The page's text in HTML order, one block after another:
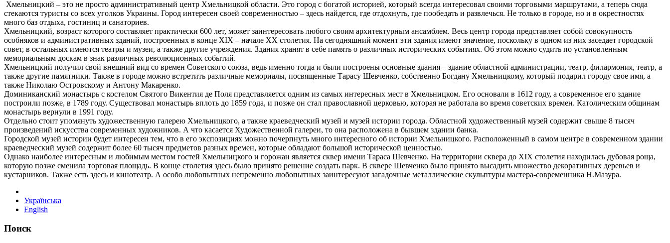
Хмельницкий – это не просто административный центр Хмельницкой области. Это город с богатой историей, который всегда интересовал своими торговыми маршрутами, а теперь сюда
стекаются туристы со всех уголков Украины. Город интересен своей современностью – здесь найдется, где отдохнуть, где пообедать и развлечься. Не только в городе, но и в окрестностях
много баз отдыха, гостиниц и санаториев.
Хмельницкий, возраст которого составляет практически 600 лет, может заинтересовать любого своим архитектурным ансамблем. Весь центр города представляет собой совокупность
особняков и административных зданий, построенных в конце XIX – начале XX столетия. На сегодняшний момент эти здания имеют значение, поскольку в одном из них заседает городской
совет, в остальных имеются театры и музеи, а также другие учреждения. Здания хранят в себе память о различных исторических событиях. Об этом можно судить по установленным
мемориальным доскам в знак различных революционных событий.
Хмельницкий получил свой внешний вид со времен Советского союза, ведь именно тогда и были построены основные здания – здание областной администрации, театр, филармония, театр, а
также другие памятники. Также в городе можно встретить различные мемориалы, посвященные Тарасу Шевченко, собственно Богдану Хмельницкому, который подарил городу свое имя, а
также Николаю Островскому и Антону Макаренко.
Доминиканский монастырь с костелом Святого Викентия де Поля представляется одним из самых интересных мест в Хмельницком. Его основали в 1612 году, а современное его здание
построили позже, в 1789 году. Существовал монастырь вплоть до 1859 года, и позже он стал православной церковью, которая не работала во время советских времен. Католическим общинам
монастырь вернули в 1991 году.
Отдельно стоит упомянуть художественную галерею Хмельницкого, а также краеведческий музей и музей истории города. Областной художественный музей содержит свыше 8 тысяч
произведений искусства современных художников. А что касается Художественной галереи, то она расположена в бывшем здании банка.
Городской музей истории будет интересен тем, что в его экспозициях можно почерпнуть много интересного об истории Хмельницкого. Расположенный в самом центре в современном здании
краеведческий музей содержит более 60 тысяч предметов разных времен, которые обладают большой исторической ценностью.
Однако наиболее интересным и любимым местом гостей Хмельницкого и горожан является сквер имени Тараса Шевченко. На территории сквера до XIX столетия находилась дубовая роща,
которую позже сменила торговая площадь. В конце столетия здесь было принято решение создать парк. В сквере Шевченко было принято высадить множество декоративных деревьев и
кустарников. Также есть здесь и кинотеатр. А особо любопытных непременно любопытных заинтересуют загадочные металлические скульптуры мастера-современника Н.Мазура.
Українська
English
Поиск